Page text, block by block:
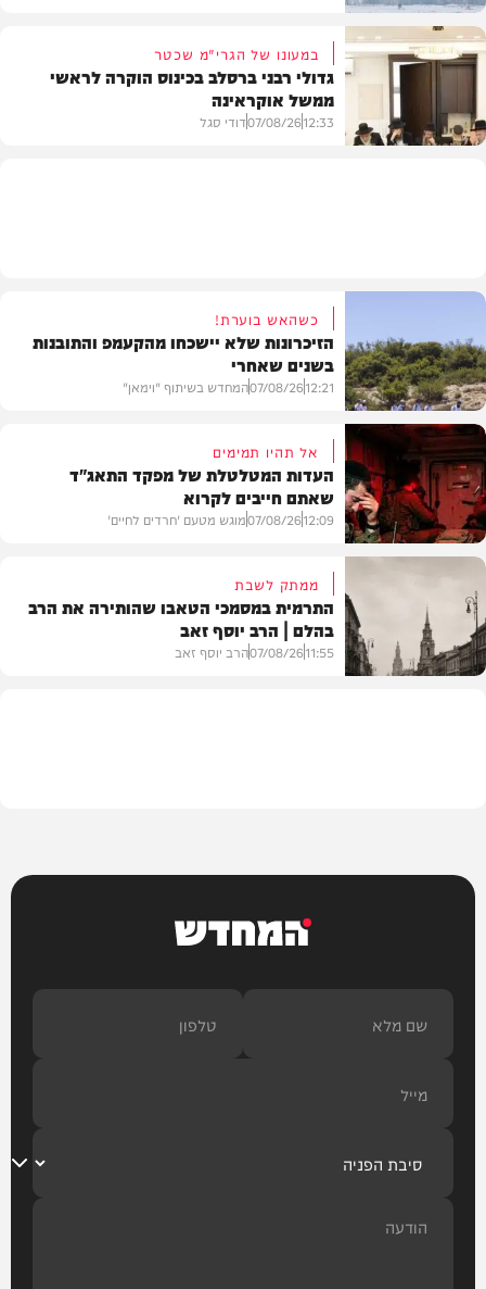
במעונו של הגרי"מ שכטר
גדולי רבני ברסלב בכינוס הוקרה לראשי
ממשל אוקראינה
12:33
07/08/26דודי סגל
וידאו
כשהאש בוערת!
הזיכרונות שלא יישכחו מהקעמפ והתובנות
בשנים שאחרי
12:21
07/08/26המחדש בשיתוף "וימאן"
דעות
אל תהיו תמימים
העדות המטלטלת של מפקד התאג"ד
שאתם חייבים לקרוא
12:09
07/08/26מוגש מטעם 'חרדים לחיים'
ממתק לשבת
התרמית במסמכי הטאבו שהותירה את הרב
בהלם | הרב יוסף זאב
11:55
07/08/26הרב יוסף זאב
המחדש